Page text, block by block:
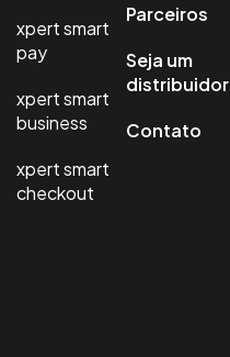
xpert smart
pay
xpert smart
business
xpert smart
checkout
Parceiros
Seja um
distribuidor
Contato